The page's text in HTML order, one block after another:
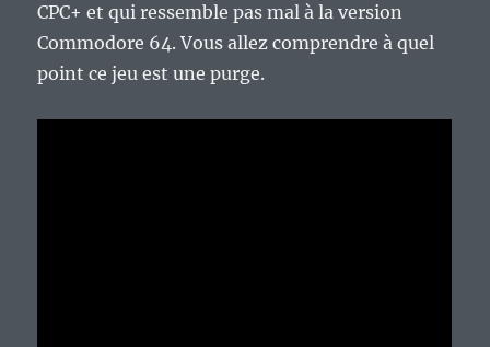
CPC+ et qui ressemble pas mal à la version
Commodore 64. Vous allez comprendre à quel
point ce jeu est une purge.